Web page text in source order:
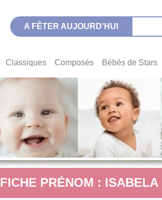
A FÊTER AUJOURD'HUI
Classiques Composés Bébés de Stars
FICHE PRÉNOM : ISABELA